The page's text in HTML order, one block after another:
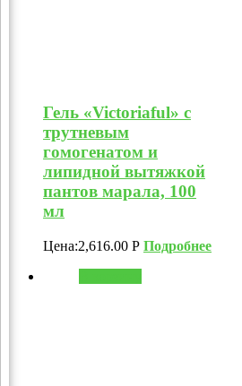
Гель «Victoriaful» с
трутневым
гомогенатом и
липидной вытяжкой
пантов марала, 100
мл
Цена:2,616.00 Р Подробнее